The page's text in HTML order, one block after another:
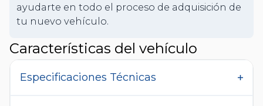
ayudarte en todo el proceso de adquisición de
tu nuevo vehículo.
Características del vehículo
Especificaciones Técnicas